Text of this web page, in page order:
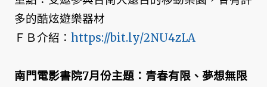
多的酷炫遊樂器材
ＦＢ介紹： https://bit.ly/2NU4zLA
南門電影書院7月份主題：青春有限、夢想無限